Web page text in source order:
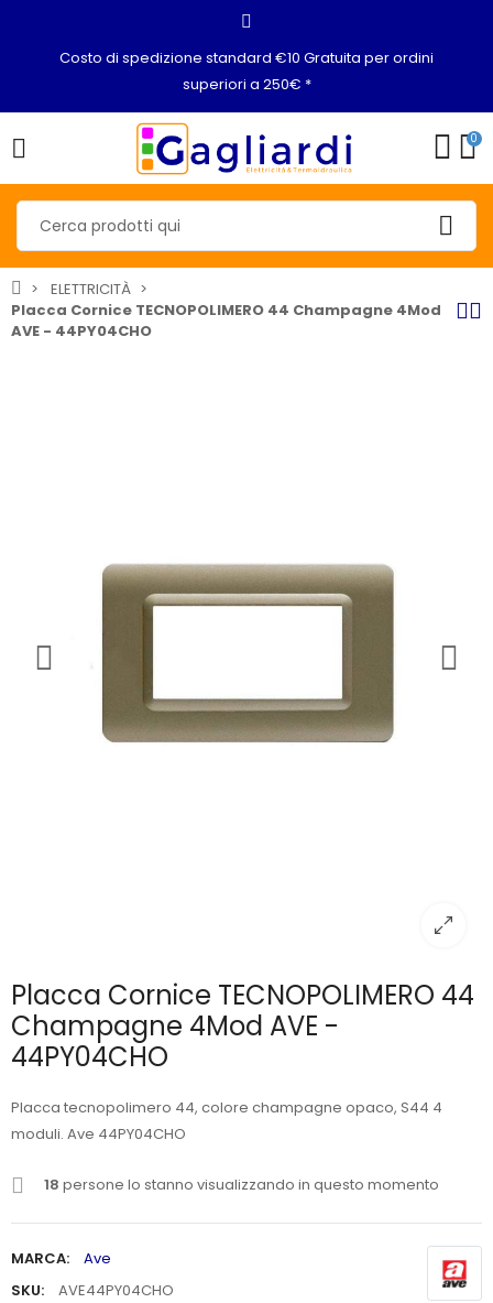
Costo di spedizione standard €10 Gratuita per ordini
superiori a 250€ *
0
ELETTRICITÀ
Placca Cornice TECNOPOLIMERO 44 Champagne 4Mod
AVE - 44PY04CHO
Placca Cornice TECNOPOLIMERO 44
Champagne 4Mod AVE -
44PY04CHO
Placca tecnopolimero 44, colore champagne opaco, S44 4
moduli. Ave 44PY04CHO
18 persone lo stanno visualizzando in questo momento
MARCA:
Ave
SKU:
AVE44PY04CHO